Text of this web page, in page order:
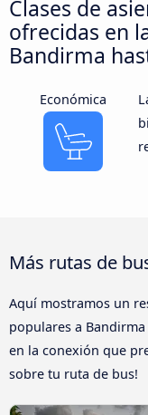
Clases de
ofrecidas en
Bandirma
Económica
Más rutas de
Aquí mostramos un
populares a
en la conexión que
sobre tu ruta de bus!